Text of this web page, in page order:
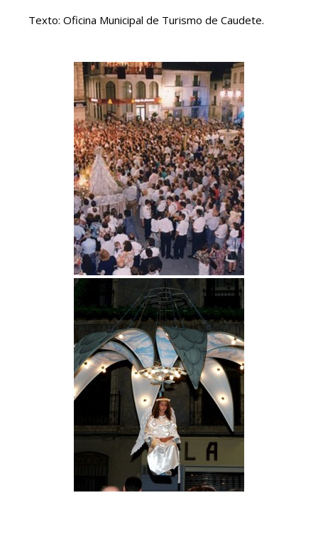
Texto: Oficina Municipal de Turismo de Caudete.